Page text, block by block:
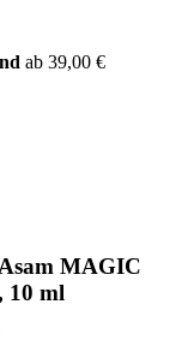
ab 39,00 €
MAGIC
10 ml